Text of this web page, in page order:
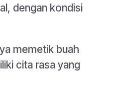
dengan kondisi
memetik buah
cita rasa yang